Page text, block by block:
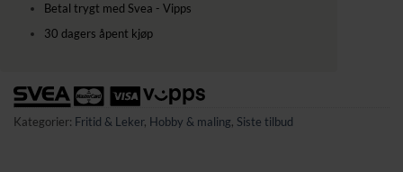
Betal trygt med Svea - Vipps
30 dagers åpent kjøp
Kategorier: Fritid & Leker, Hobby & maling, Siste tilbud